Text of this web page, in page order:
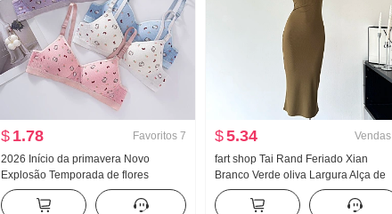
$ 1.78 Favoritos 7
2026 Início da primavera Novo
Explosão Temporada de flores
Gatinho Fofo Padrão Dentro Faixa de
roupa Peito Almofadas Efeito
$5.34 Vendas
fart shop Tai Rand Feriado Xian
Branco Verde oliva Largura Alça de
Ombro Pit Artigo Vestido feminino
Primavera e verão Vestido longo